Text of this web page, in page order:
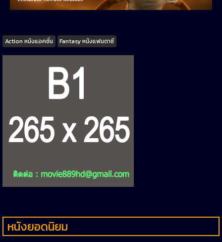
Tags
Action หนังแอคชั่น Fantasy หนังแฟนตาซี
หนังยอดนิยม